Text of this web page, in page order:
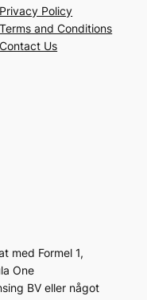
Privacy Policy
Terms and Conditions
Contact Us
med Formel 1,
One
BV eller något